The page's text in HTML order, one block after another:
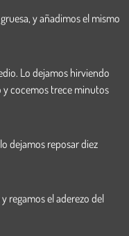
y añadimos el mismo
Lo dejamos hirviendo
cocemos trece minutos
dejamos reposar diez
regamos el aderezo del